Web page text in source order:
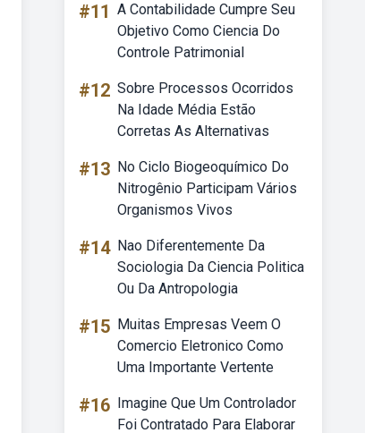
#11 A Contabilidade Cumpre Seu
Objetivo Como Ciencia Do
Controle Patrimonial
#12 Sobre Processos Ocorridos
Na Idade Média Estão
Corretas As Alternativas
#13 No Ciclo Biogeoquímico Do
Nitrogênio Participam Vários
Organismos Vivos
#14 Nao Diferentemente Da
Sociologia Da Ciencia Politica
Ou Da Antropologia
#15 Muitas Empresas Veem O
Comercio Eletronico Como
Uma Importante Vertente
#16 Imagine Que Um Controlador
Foi Contratado Para Elaborar